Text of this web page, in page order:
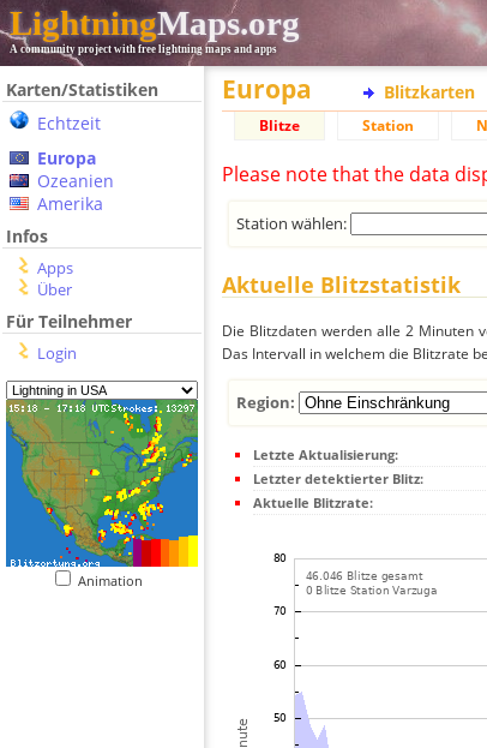
LightningMaps.org
A community project with free lightning maps and apps
Karten/Statistiken
Echtzeit
Europa
Ozeanien
Amerika
Infos
Apps
Über
Für Teilnehmer
Login
Animation
Europa Blitzkarten
Blitze Station
Please note that the data
Station wählen:
Aktuelle Blitzstatistik
Die Blitzdaten werden alle 2 Minuten
Das Intervall in welchem die Blitzrate
Region:
Letzte Aktualisierung:
Letzter detektierter Blitz:
Aktuelle Blitzrate: